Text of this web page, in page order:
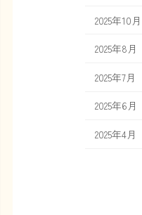
2025年10月
2025年8月
2025年7月
2025年6月
2025年4月